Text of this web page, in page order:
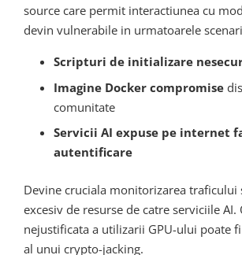
source care permit interactiunea cu
devin vulnerabile in urmatoarele
Scripturi de initializare
Imagine Docker compromise
comunitate
Servicii AI expuse pe internet
autentificare
Devine cruciala monitorizarea traficului
excesiv de resurse de catre serviciile AI.
nejustificata a utilizarii GPU-ului poate
al unui crypto-jacking.